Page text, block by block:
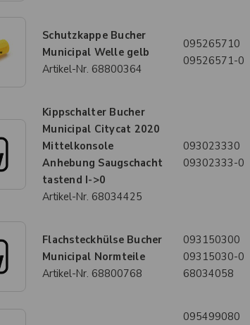
Schutzkappe Bucher
Municipal Welle gelb
Artikel-Nr. 68800364
095265710
09526571-0
Kippschalter Bucher
Municipal Citycat 2020
Mittelkonsole
Anhebung Saugschacht
tastend I->0
Artikel-Nr. 68034425
093023330
09302333-0
Flachsteckhülse Bucher
Municipal Normteile
Artikel-Nr. 68800768
093150300
09315030-0
68034058
095499080